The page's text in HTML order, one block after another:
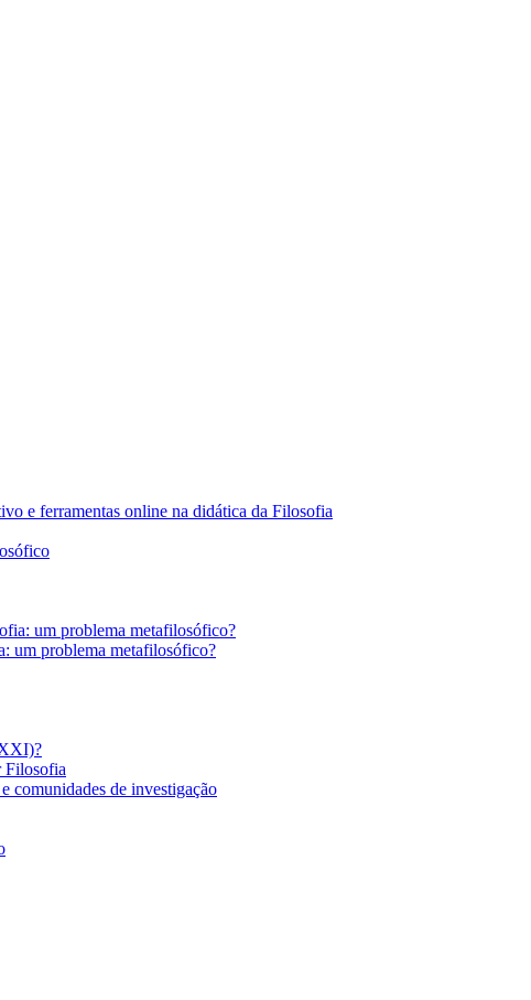
e ferramentas online na didática da Filosofia
um problema metafilosófico?
um problema metafilosófico?
Filosofia
comunidades de investigação